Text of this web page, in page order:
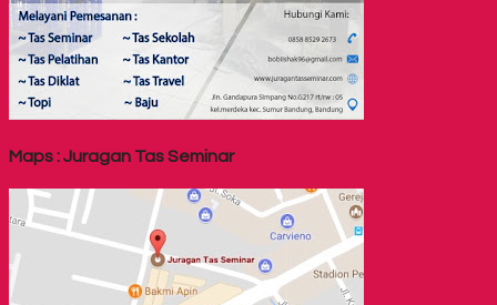
Maps : Juragan Tas Seminar